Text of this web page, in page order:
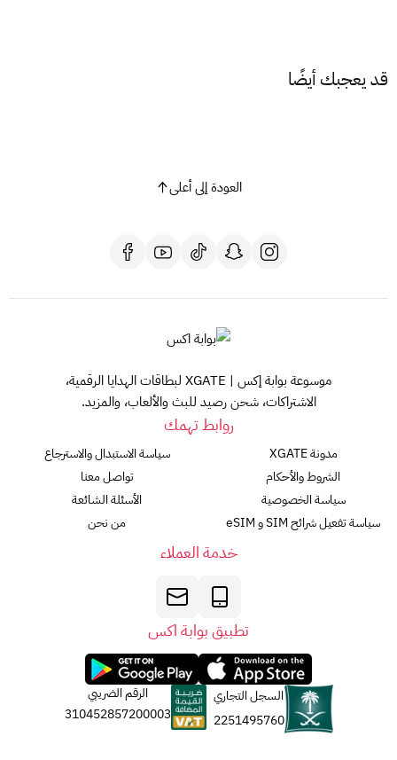
قد يعجبك أيضًا
العودة إلى أعلى
موسوعة بوابة إكس | XGATE لبطاقات الهدايا الرقمية،
الاشتراكات، شحن رصيد للبث والألعاب، والمزيد.
روابط تهمك
مدونة XGATE
الشروط والأحكام
سياسة الخصوصية
سياسة تفعيل شرائح SIM و eSIM
سياسة الاستبدال والاسترجاع
تواصل معنا
الأسئلة الشائعة
من نحن
خدمة العملاء
تطبيق بوابة اكس
السجل التجاري
2251495760
الرقم الضريبي
310452857200003